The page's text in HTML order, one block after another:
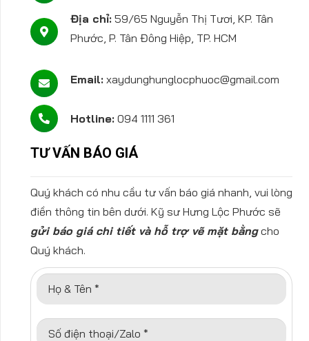
Địa chỉ: 59/65 Nguyễn Thị Tươi, KP. Tân
Phước, P. Tân Đông Hiệp, TP. HCM
Email: xaydunghunglocphuoc@gmail.com
Hotline: 094 1111 361
TƯ VẤN BÁO GIÁ
Quý khách có nhu cầu tư vấn báo giá nhanh, vui lòng
điền thông tin bên dưới. Kỹ sư Hưng Lộc Phước sẽ
gửi báo giá chi tiết và hỗ trợ vẽ mặt bằngcho
Quý khách.
Họ & Tên *
Số điện thoại/Zalo *